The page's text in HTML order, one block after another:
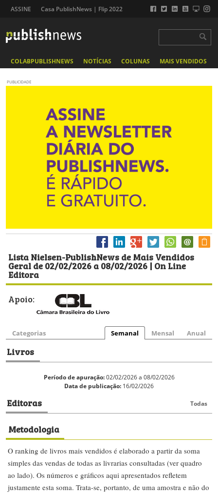
ASSINE Casa PublishNews | Flip 2022
COLABPUBLISHNEWS NOTÍCIAS COLUNAS MAIS VENDIDOS
PUBLICIDADE
Lista Nielsen-PublishNews de Mais Vendidos
Geral de 02/02/2026 a 08/02/2026 | On Line
Editora
Apoio:
Categorias Semanal Mensal Anual
Livros
Período de apuração:02/02/2026 a 08/02/2026
Data de publicação: 16/02/2026
Editoras Todas
Metodologia
O ranking de livros mais vendidos é elaborado a partir da soma
simples das vendas de todas as livrarias consultadas (ver quadro
ao lado). Os números e gráficos aqui apresentados refletem
justamente esta soma. Trata-se, portanto, de uma amostra e não do